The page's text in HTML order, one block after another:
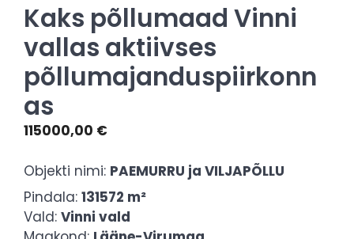
Kaks põllumaad Vinni
vallas aktiivses
põllumajanduspiirkonn
as
115000,00 €
Objekti nimi: PAEMURRU ja VILJAPÕLLU
Pindala: 131572 m²
Vald: Vinni vald